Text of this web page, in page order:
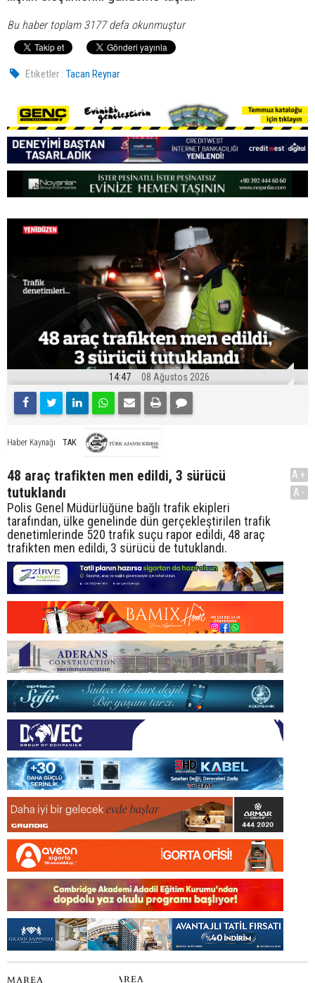
Bu haber toplam 3177 defa okunmuştur
Etiketler : Tacan Reynar
14:47 08 Ağustos 2026
Haber Kaynağı TAK
48 araç trafikten men edildi, 3 sürücü
tutuklandı
Polis Genel Müdürlüğüne bağlı trafik ekipleri
tarafından, ülke genelinde dün gerçekleştirilen trafik
denetimlerinde 520 trafik suçu rapor edildi, 48 araç
trafikten men edildi, 3 sürücü de tutuklandı.
A+
A-